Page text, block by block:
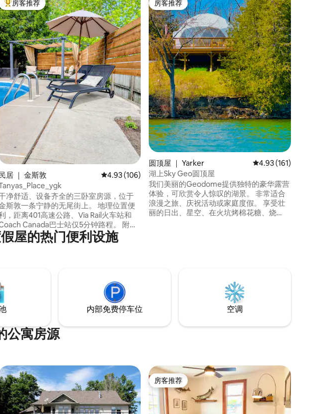
（满分 5 分），共 105 条评价
热门「房客推荐」
房客推荐
居 ｜ 金斯敦 平均评分 4.93 分（满分 5 分），共 106 条评价
4.93 (106)
净舒适、设备齐全的三卧室房源，位于
斯敦一条宁静的无尾街上。 地理位置便
，距离401高速公路、Via Rail火车站和
Canada巴士站仅5分钟路程。 附近
多家杂货店、餐厅、电影院和Norm's室
高尔夫球场。距离金斯敦市中心10分钟
。
房客推荐
房客推荐
圆顶屋 ｜ Yarker 平均评分 4.93 分（满
4.93 (161)
湖上Sky Geo圆顶屋
我们美丽的Geodome提供独特的豪华露营
体验，可欣赏令人惊叹的湖景。 非常适合
浪漫之旅、庆祝活动或家庭度假。 享受壮
丽的日出、星空、在火坑烤棉花糖、烧
屋的热门便利设施
内部免费停车位 空调
公寓房源
房客推荐
房客推荐